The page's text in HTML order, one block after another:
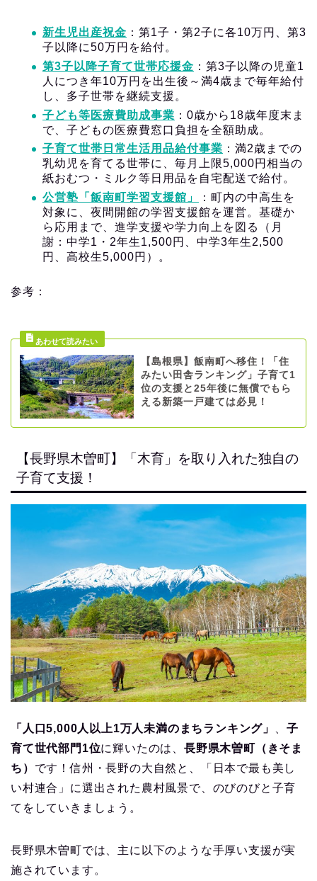
新生児出産祝金 ：第1子・第2子に各10万円、第3
子以降に50万円を給付。
第3子以降子育て世帯応援金 ：第3子以降の児童1
人につき年10万円を出生後～満4歳まで毎年給付
し、多子世帯を継続支援。
子ども等医療費助成事業 ：0歳から18歳年度末ま
で、子どもの医療費窓口負担を全額助成。
子育て世帯日常生活用品給付事業 ：満2歳までの
乳幼児を育てる世帯に、毎月上限5,000円相当の
紙おむつ・ミルク等日用品を自宅配送で給付。
公営塾「飯南町学習支援館」
：町内の中高生を
対象に、夜間開館の学習支援館を運営。基礎か
ら応用まで、進学支援や学力向上を図る（月
謝：中学1・2年生1,500円、中学3年生2,500
円、高校生5,000円）。
参考：
【島根県】飯南町へ移住！「住
みたい田舎ランキング」子育て1
位の支援と25年後に無償でもら
える新築一戸建ては必見！
【長野県木曽町】「木育」を取り入れた独自の
子育て支援！
「人口5,000人以上1万人未満のまちランキング」
子
育て世代部門1位に輝いたのは、長野県木曽町（きそま
ち） です！信州・長野の大自然と、「日本で最も美し
い村連合」に選出された農村風景で、のびのびと子育
てをしていきましょう。
長野県木曽町では、主に以下のような手厚い支援が実
施されています。